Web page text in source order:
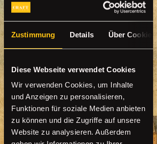
Zustimmung Details Über Cookies
Diese Webseite verwendet Cookies
Wir verwenden Cookies, um Inhalte
und Anzeigen zu personalisieren,
Funktionen für soziale Medien anbieten
zu können und die Zugriffe auf unsere
Website zu analysieren. Außerdem